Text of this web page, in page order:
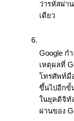
ว่ารหัสผ่า
เดียว
Google ก
เหตุผลที่
โทรศัพท์มื
ขึ้นไปอีกขั้
ในยุคดิจิทั
ผ่านของ